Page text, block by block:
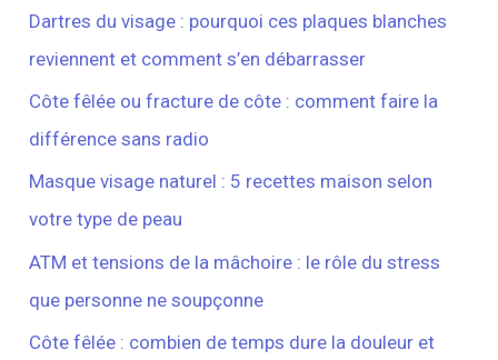
Dartres du visage : pourquoi ces plaques blanches
reviennent et comment s’en débarrasser
Côte fêlée ou fracture de côte : comment faire la
différence sans radio
Masque visage naturel : 5 recettes maison selon
votre type de peau
ATM et tensions de la mâchoire : le rôle du stress
que personne ne soupçonne
Côte fêlée : combien de temps dure la douleur et